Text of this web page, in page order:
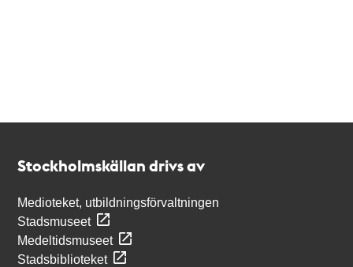
Stockholmskällan drivs av
Medioteket, utbildningsförvaltningen
Stadsmuseet
Medeltidsmuseet
Stadsbiblioteket